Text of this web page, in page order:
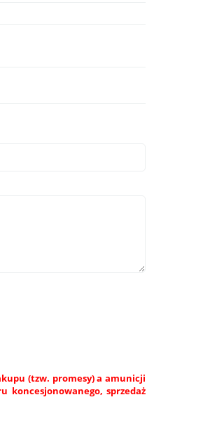
(tzw. promesy) a amunicji
sprzedaż